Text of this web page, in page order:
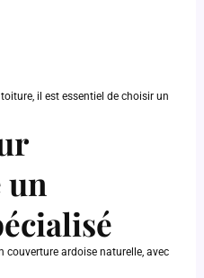
il est essentiel de choisir un
un
couverture ardoise naturelle, avec